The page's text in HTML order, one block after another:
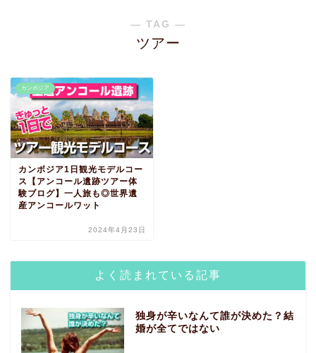
― TAG ―
ツアー
カンボジア
カンボジア1日観光モデルコー
ス【アンコール遺跡ツアー体
験ブログ】一人旅も◎世界遺
産アンコールワット
2024年4月23日
よく読まれている記事
独身が辛いなんて誰が決めた？結
婚が全てではない